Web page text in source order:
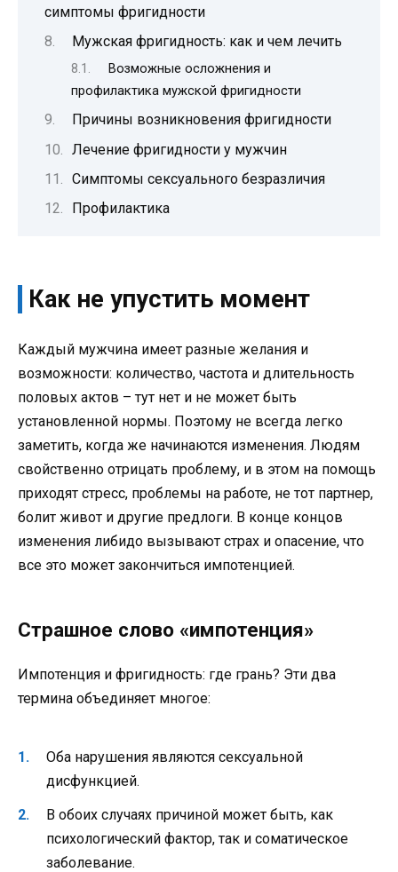
симптомы фригидности
Мужская фригидность: как и чем лечить
Возможные осложнения и
профилактика мужской фригидности
Причины возникновения фригидности
Лечение фригидности у мужчин
Симптомы сексуального безразличия
Профилактика
Как не упустить момент
Каждый мужчина имеет разные желания и
возможности: количество, частота и длительность
половых актов – тут нет и не может быть
установленной нормы. Поэтому не всегда легко
заметить, когда же начинаются изменения. Людям
свойственно отрицать проблему, и в этом на помощь
приходят стресс, проблемы на работе, не тот партнер,
болит живот и другие предлоги. В конце концов
изменения либидо вызывают страх и опасение, что
все это может закончиться импотенцией.
Страшное слово «импотенция»
Импотенция и фригидность: где грань? Эти два
термина объединяет многое:
Оба нарушения являются сексуальной
дисфункцией.
В обоих случаях причиной может быть, как
психологический фактор, так и соматическое
заболевание.